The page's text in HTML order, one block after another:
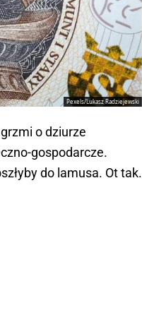
Pexels/Lukasz Radziejewski
o dziurze
gospodarcze.
do lamusa. Ot tak.